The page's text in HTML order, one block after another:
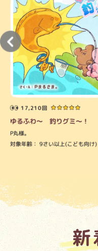
17,210回
ゆるふわ～ 釣りグミ～！
P丸様。
対象年齢： 9さい以上(こども向け
新